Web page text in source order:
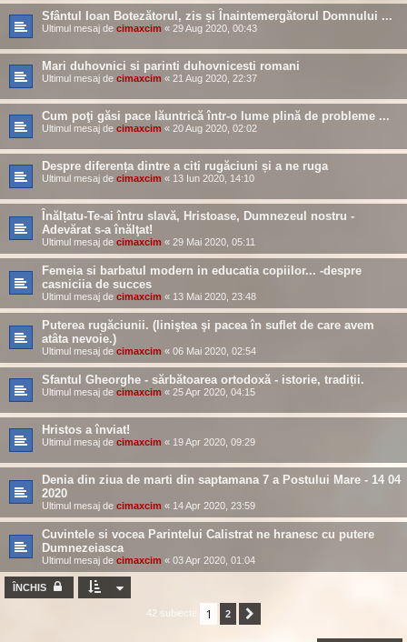
Sfântul Ioan Botezătorul, zis și Înaintemergătorul Domnului ...
Ultimul mesaj de cimaxcim « 29 Aug 2020, 00:43
Mari duhovnici si parinti duhovnicesti romani
Ultimul mesaj de cimaxcim « 21 Aug 2020, 22:37
Cum poţi găsi pace lăuntrică într-o lume plină de probleme ...
Ultimul mesaj de cimaxcim « 20 Aug 2020, 02:02
Despre diferența dintre a citi rugăciuni și a ne ruga
Ultimul mesaj de cimaxcim « 13 Iun 2020, 14:10
Înălțatu-Te-ai întru slavă, Hristoase, Dumnezeul nostru -
Adevărat s-a înălţat!
Ultimul mesaj de cimaxcim « 29 Mai 2020, 05:11
Femeia si barbatul modern in educatia copiilor... -despre
casniciia de succes
Ultimul mesaj de cimaxcim « 13 Mai 2020, 23:48
Puterea rugăciunii. (liniştea şi pacea în suflet de care avem
atâta nevoie.)
Ultimul mesaj de cimaxcim « 06 Mai 2020, 02:54
Sfantul Gheorghe - sărbătoarea ortodoxă - istorie, tradiții.
Ultimul mesaj de cimaxcim « 25 Apr 2020, 04:15
Hristos a înviat!
Ultimul mesaj de cimaxcim « 19 Apr 2020, 09:29
Denia din ziua de marti din saptamana 7 a Postului Mare - 14 04
2020
Ultimul mesaj de cimaxcim « 14 Apr 2020, 23:59
Cuvintele si vocea Parintelui Calistrat ne hranesc cu putere
Dumnezeiasca
Ultimul mesaj de cimaxcim « 03 Apr 2020, 01:04
ÎNCHIS
42 subiecte 1 2